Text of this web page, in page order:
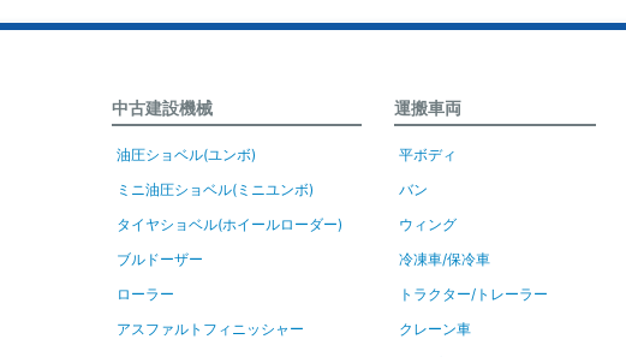
中古建設機械
油圧ショベル(ユンボ)
ミニ油圧ショベル(ミニユンボ)
タイヤショベル(ホイールローダー)
ブルドーザー
ローラー
アスファルトフィニッシャー
運搬車両
平ボディ
バン
ウィング
冷凍車/保冷車
トラクター/トレーラー
クレーン車